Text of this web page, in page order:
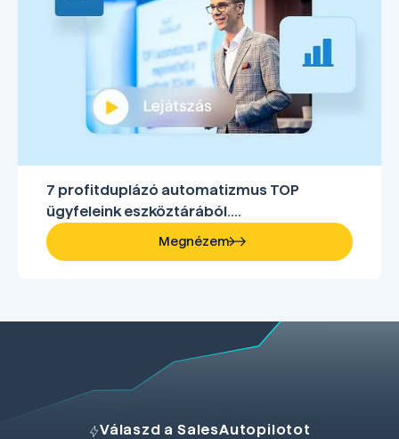
7 profitduplázó automatizmus TOP
ügyfeleink eszköztárából....
Megnézem
Válaszd a SalesAutopilotot